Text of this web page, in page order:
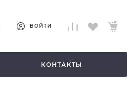
ВОЙТИ
КОНТАКТЫ